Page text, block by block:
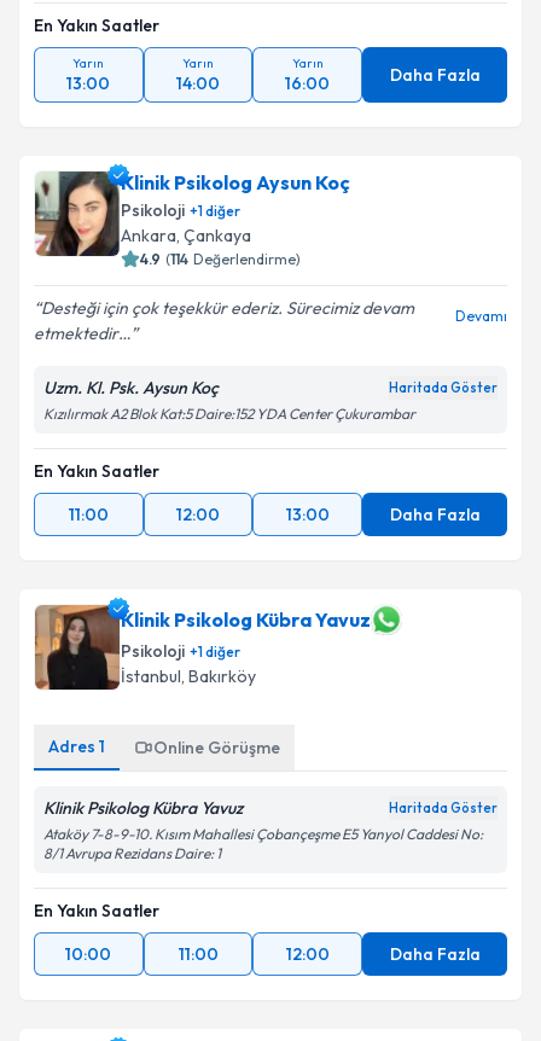
En Yakın Saatler
Yarın
13:00
Yarın
14:00
Yarın
16:00 Daha Fazla
Klinik Psikolog Aysun Koç
Psikoloji +1diğer
Ankara, Çankaya
4.9 (114 Değerlendirme)
Desteği için çok teşekkür ederiz. Sürecimiz devam
etmektedir…
Devamı
Uzm. Kl. Psk. Aysun Koç Haritada Göster
Kızılırmak A2 Blok Kat:5 Daire:152 YDA Center Çukurambar
En Yakın Saatler
11:00
12:00 13:00 Daha Fazla
Klinik Psikolog Kübra Yavuz
Psikoloji +1diğer
İstanbul, Bakırköy
Adres 1 Online Görüşme
Klinik Psikolog Kübra Yavuz Haritada Göster
Ataköy 7-8-9-10. Kısım Mahallesi Çobançeşme E5 Yanyol Caddesi No:
8/1 Avrupa Rezidans Daire: 1
En Yakın Saatler
10:00
11:00 12:00 Daha Fazla